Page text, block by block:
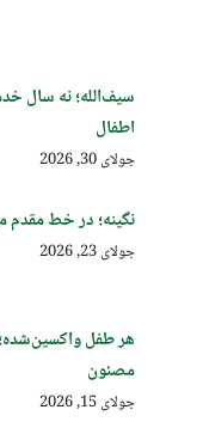
سیف‌الله؛ نه سال
اطفال
جولای 30, 2026
نگینه؛ در خط مقدم
جولای 23, 2026
هر طفل
مصئون
جولای 15, 2026